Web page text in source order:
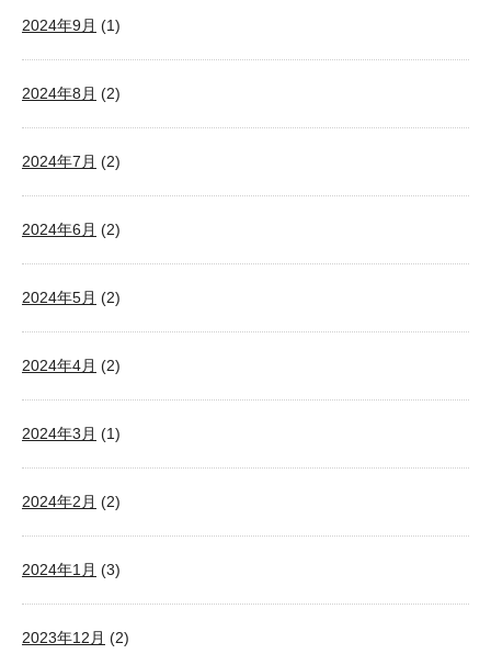
2024年9月 (1)
2024年8月 (2)
2024年7月 (2)
2024年6月 (2)
2024年5月 (2)
2024年4月 (2)
2024年3月 (1)
2024年2月 (2)
2024年1月 (3)
2023年12月 (2)